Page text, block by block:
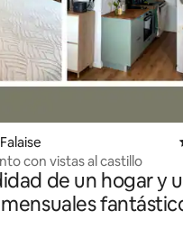
con vistas al castillo
de un hogar y